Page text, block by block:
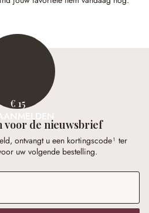
€ 15
voor de nieuwsbrief
ontvangt u een kortingscode¹ ter
uw volgende bestelling.